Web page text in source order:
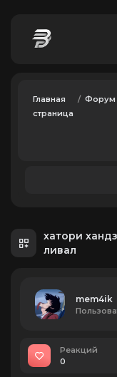
Главная
страница
/ Форум
хатори
ливал
mem4ik
Реакций
0